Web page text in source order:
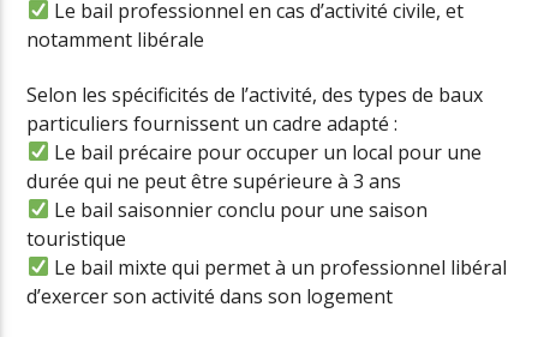
Le bail professionnel en cas d’activité civile, et
notamment libérale
Selon les spécificités de l’activité, des types de baux
particuliers fournissent un cadre adapté :
Le bail précaire pour occuper un local pour une
durée qui ne peut être supérieure à 3 ans
Le bail saisonnier conclu pour une saison
touristique
Le bail mixte qui permet à un professionnel libéral
d’exercer son activité dans son logement